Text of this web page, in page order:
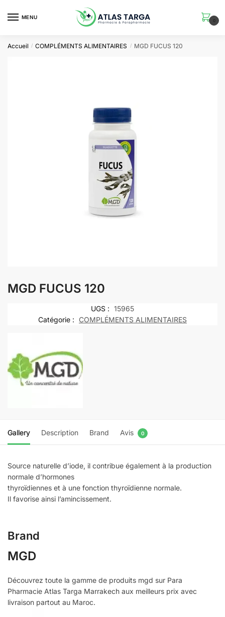
MENU
0
Accueil / COMPLÉMENTS ALIMENTAIRES / MGD FUCUS 120
MGD FUCUS 120
UGS : 15965
Catégorie :
COMPLÉMENTS ALIMENTAIRES
Gallery Description Brand Avis 0
Source naturelle d’iode, il contribue également à la production
normale d’hormones
thyroïdiennes et à une fonction thyroïdienne normale.
Il favorise ainsi l’amincissement.
Brand
MGD
Découvrez toute la gamme de produits mgd sur Para
Pharmacie Atlas Targa Marrakech aux meilleurs prix avec
livraison partout au Maroc.